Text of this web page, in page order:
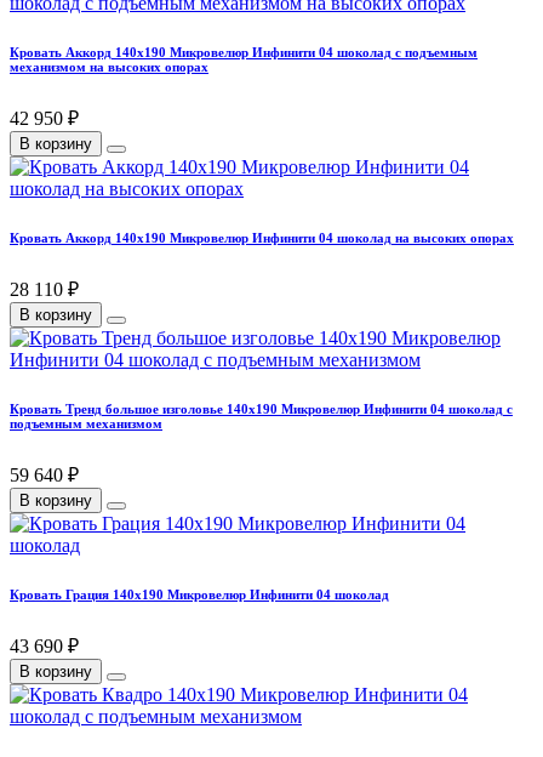
Кровать Аккорд 140х190 Микровелюр Инфинити 04 шоколад с подъемным
механизмом на высоких опорах
42 950 ₽
В корзину
Кровать Аккорд 140х190 Микровелюр Инфинити 04 шоколад на высоких опорах
28 110 ₽
В корзину
Кровать Тренд большое изголовье 140х190 Микровелюр Инфинити 04 шоколад с
подъемным механизмом
59 640 ₽
В корзину
Кровать Грация 140х190 Микровелюр Инфинити 04 шоколад
43 690 ₽
В корзину